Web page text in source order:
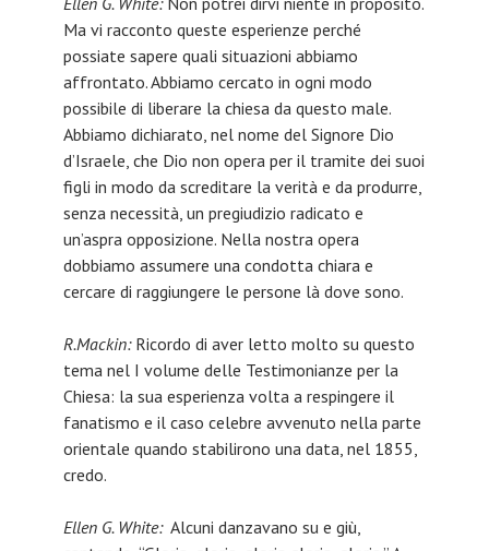
Ma vi racconto queste esperienze perché
possiate sapere quali situazioni abbiamo
affrontato. Abbiamo cercato in ogni modo
possibile di liberare la chiesa da questo male.
Abbiamo dichiarato, nel nome del Signore Dio
d’Israele, che Dio non opera per il tramite dei suoi
figli in modo da screditare la verità e da produrre,
senza necessità, un pregiudizio radicato e
un’aspra opposizione. Nella nostra opera
dobbiamo assumere una condotta chiara e
cercare di raggiungere le persone là dove sono.
R.Mackin: Ricordo di aver letto molto su questo
tema nel I volume delle Testimonianze per la
Chiesa: la sua esperienza volta a respingere il
fanatismo e il caso celebre avvenuto nella parte
orientale quando stabilirono una data, nel 1855,
credo.
Ellen G. White: Alcuni danzavano su e giù,